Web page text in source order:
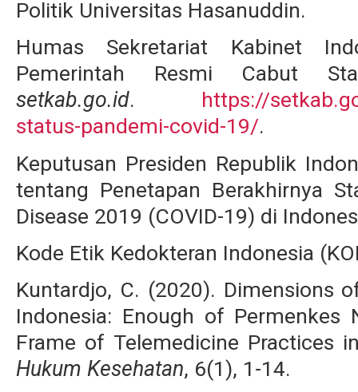
Politik Universitas Hasanuddin.
Humas Sekretariat Kabinet
Pemerintah Resmi Cabut
setkab.go.id. https://
status-pandemi-covid-19/.
Keputusan Presiden Republik
tentang Penetapan Berakhirnya
Disease 2019 (COVID-19) di
Kode Etik Kedokteran Indonesia
Kuntardjo, C. (2020). Dimensions
Indonesia: Enough of
Frame of Telemedicine Practices
Hukum Kesehatan, 6(1), 1-14.